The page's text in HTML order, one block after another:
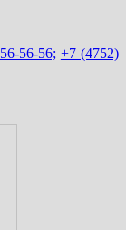
56-56; +7 (4752)